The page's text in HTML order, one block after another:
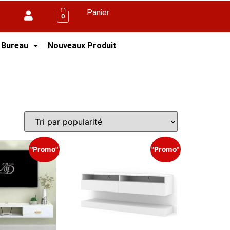
0 Panier
Nouveaux Produit
"Promo" "Promo"